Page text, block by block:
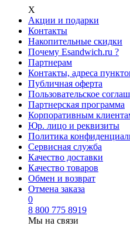
Х
Акции и подарки
Контакты
Накопительные скидки
Почему Esandwich.ru ?
Партнерам
Контакты, адреса
Публичная оферта
Пользовательское
Партнерская программа
Корпоративным
Юр. лицо и реквизиты
Политика
Сервисная служба
Качество доставки
Качество товаров
Обмен и возврат
Отмена заказа
0
8 800 775 8919
Мы на связи